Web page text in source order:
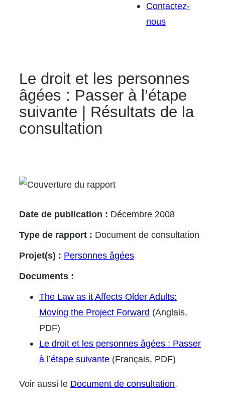
Contactez-
nous
Le droit et les personnes
âgées : Passer à l’étape
suivante | Résultats de la
consultation
Date de publication : Décembre 2008
Type de rapport : Document de consultation
Projet(s) : Personnes âgées
Documents :
The Law as it Affects Older Adults:
Moving the Project Forward (Anglais,
PDF)
Le droit et les personnes âgées : Passer
à l’étape suivante (Français, PDF)
Voir aussi le Document de consultation.